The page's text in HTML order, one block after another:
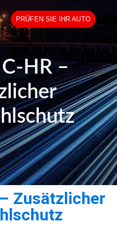
PRÜFEN SIE IHR AUTO
HR –
Zusätzlicher